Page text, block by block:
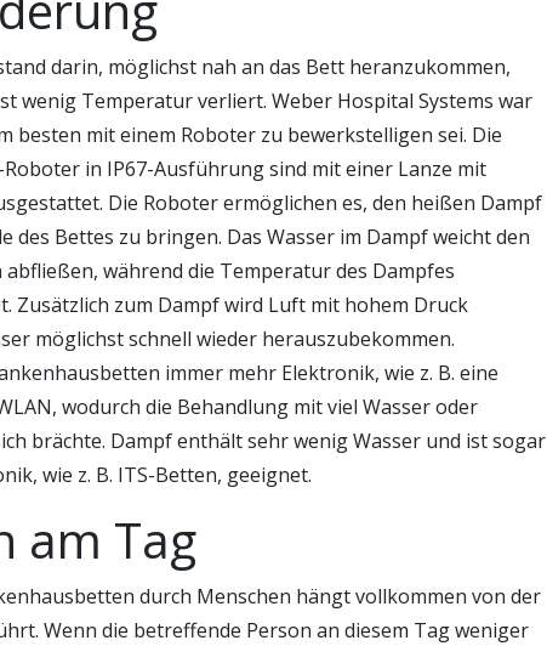
darin, möglichst nah an das Bett heranzukommen,
wenig Temperatur verliert. Weber Hospital Systems war
besten mit einem Roboter zu bewerkstelligen sei. Die
Roboter in IP67-Ausführung sind mit einer Lanze mit
Die Roboter ermöglichen es, den heißen Dampf
des Bettes zu bringen. Das Wasser im Dampf weicht den
während die Temperatur des Dampfes
Zusätzlich zum Dampf wird Luft mit hohem Druck
möglichst schnell wieder herauszubekommen.
immer mehr Elektronik, wie z. B. eine
wodurch die Behandlung mit viel Wasser oder
brächte. Dampf enthält sehr wenig Wasser und ist sogar
wie z. B. ITS-Betten, geeignet.
am Tag
durch Menschen hängt vollkommen von der
Wenn die betreffende Person an diesem Tag weniger